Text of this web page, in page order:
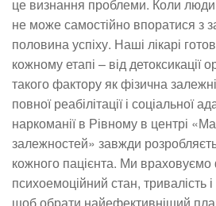
це визнання проблеми. Коли
не може самостійно впоратися з
половина успіху. Наші лікарі
кожному етапі – від детоксикації
такого фактору як фізична
повної реабілітації і соціальної
наркоманії в Рівному в центрі
залежностей» завжди
кожного пацієнта. Ми враховуємо
психоемоційний стан, тривалість і